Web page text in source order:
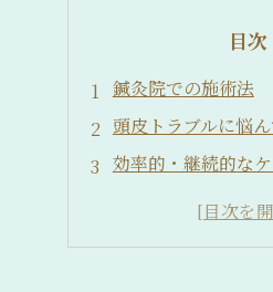
目次
鍼灸院での施術法
頭皮トラブルに悩
効率的・継続的な
心地よい刺激で血行